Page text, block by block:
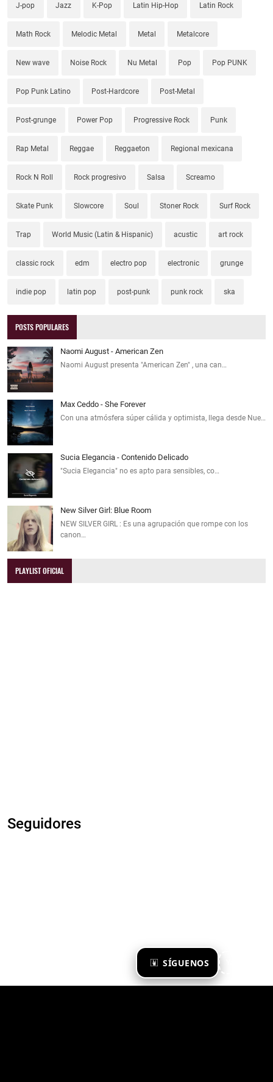
SÍGUENOS
J-pop Jazz K-Pop Latin Hip-Hop Latin Rock
Math Rock Melodic Metal Metal Metalcore
New wave Noise Rock Nu Metal Pop Pop PUNK
Pop Punk Latino Post-Hardcore Post-Metal
Post-grunge Power Pop Progressive Rock Punk
Rap Metal Reggae Reggaeton Regional mexicana
Rock N Roll Rock progresivo Salsa Screamo
Skate Punk Slowcore Soul Stoner Rock Surf Rock
Trap World Music (Latin & Hispanic) acustic art rock
classic rock edm electro pop electronic grunge
indie pop latin pop post-punk punk rock ska
POSTS POPULARES
Naomi August - American Zen
Naomi August presenta "American Zen" , una can…
Max Ceddo - She Forever
Con una atmósfera súper cálida y optimista, llega desde Nue…
Sucia Elegancia - Contenido Delicado
"Sucia Elegancia" no es apto para sensibles, co…
New Silver Girl: Blue Room
NEW SILVER GIRL : Es una agrupación que rompe con los
canon…
PLAYLIST OFICIAL
Seguidores